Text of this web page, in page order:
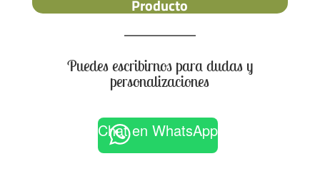
Producto
Puedes escribirnos para dudas y
personalizaciones
Chat en WhatsApp